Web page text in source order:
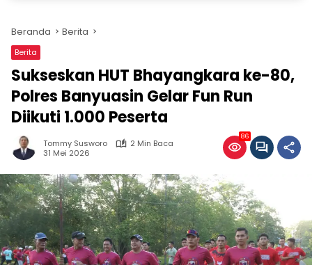
Beranda Berita
Berita
Sukseskan HUT Bhayangkara ke-80,
Polres Banyuasin Gelar Fun Run
Diikuti 1.000 Peserta
Tommy Susworo
2 Min Baca
31 Mei 2026
86